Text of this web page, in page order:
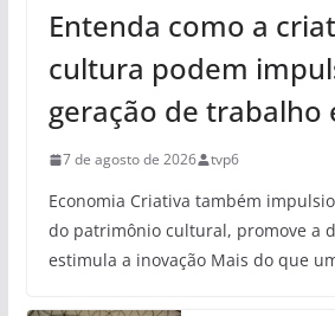
Entenda como a
cultura podem
geração de trabalho
7 de agosto de 2026 tvp6
Economia Criativa também
do patrimônio cultural, promove a
estimula a inovação Mais do que